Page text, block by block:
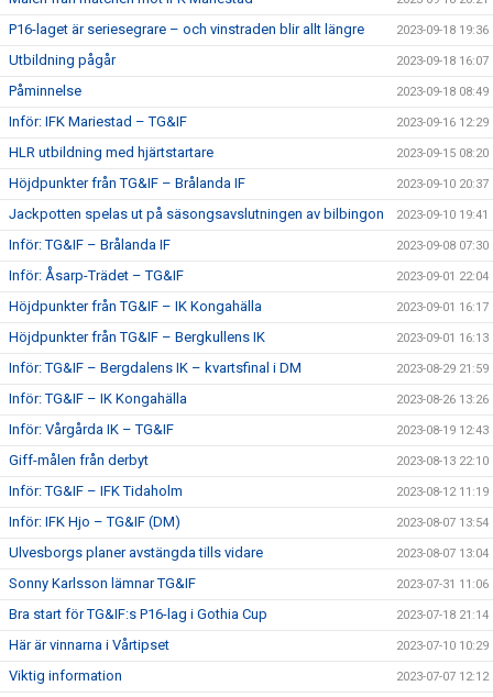
P16-laget är seriesegrare – och vinstraden blir allt längre 2023-09-18 19:36
Utbildning pågår 2023-09-18 16:07
Påminnelse 2023-09-18 08:49
Inför: IFK Mariestad – TG&IF 2023-09-16 12:29
HLR utbildning med hjärtstartare 2023-09-15 08:20
Höjdpunkter från TG&IF – Brålanda IF 2023-09-10 20:37
Jackpotten spelas ut på säsongsavslutningen av bilbingon 2023-09-10 19:41
Inför: TG&IF – Brålanda IF 2023-09-08 07:30
Inför: Åsarp-Trädet – TG&IF 2023-09-01 22:04
Höjdpunkter från TG&IF – IK Kongahälla 2023-09-01 16:17
Höjdpunkter från TG&IF – Bergkullens IK 2023-09-01 16:13
Inför: TG&IF – Bergdalens IK – kvartsfinal i DM 2023-08-29 21:59
Inför: TG&IF – IK Kongahälla 2023-08-26 13:26
Inför: Vårgårda IK – TG&IF 2023-08-19 12:43
Giff-målen från derbyt 2023-08-13 22:10
Inför: TG&IF – IFK Tidaholm 2023-08-12 11:19
Inför: IFK Hjo – TG&IF (DM) 2023-08-07 13:54
Ulvesborgs planer avstängda tills vidare 2023-08-07 13:04
Sonny Karlsson lämnar TG&IF 2023-07-31 11:06
Bra start för TG&IF:s P16-lag i Gothia Cup 2023-07-18 21:14
Här är vinnarna i Vårtipset 2023-07-10 10:29
Viktig information 2023-07-07 12:12